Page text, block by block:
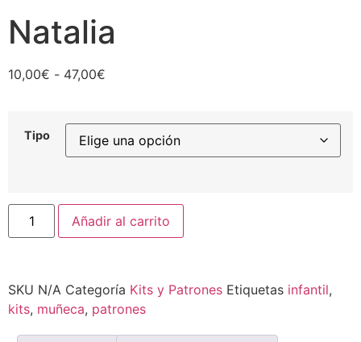
Natalia
10,00€ - 47,00€
Tipo
Añadir al carrito
SKU N/A Categoría Kits y Patrones Etiquetas infantil,
kits, muñeca, patrones